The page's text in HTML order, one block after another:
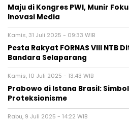
Maju di Kongres PWI, Munir
Inovasi Media
Kamis, 31 Juli 2025 - 09:33 WIB
Pesta Rakyat FORNAS VIII NTB
Bandara Selaparang
Kamis, 10 Juli 2025 - 13:43 WIB
Prabowo di Istana Brasil:
Proteksionisme
Rabu, 9 Juli 2025 - 14:22 WIB